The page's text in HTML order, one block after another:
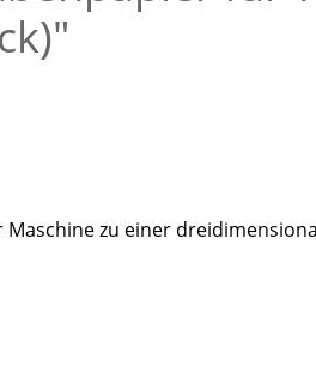
zu einer